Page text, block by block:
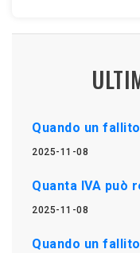
Quando un
2025-11-08
Quanta IVA può
2025-11-08
Quando un